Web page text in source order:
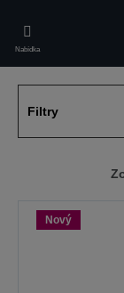
main
content
Nabídka
Filtry
Nový